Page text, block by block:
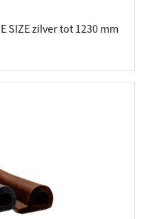
SIZE zilver tot 1230 mm